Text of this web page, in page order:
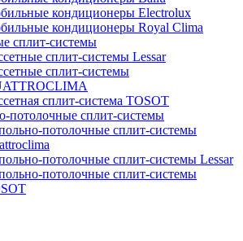
кондиционеры Electrolux
кондиционеры Royal Clima
сплит-системы
сплит-системы Lessar
сплит-системы
сплит-система TOSOT
потолочные сплит-системы
потолочные сплит-системы
потолочные сплит-системы Lessar
потолочные сплит-системы